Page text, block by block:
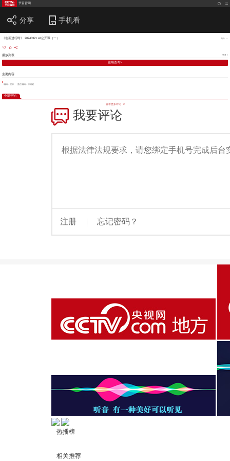
节目官网
分享 手机看
《创新进行时》 20240321 AI公开课（一） 简介
播放列表 更多 >
往期查询>
主要内容
编辑：程静 责任编辑：张曦健
全部评论
查看更多评论
热播榜
相关推荐